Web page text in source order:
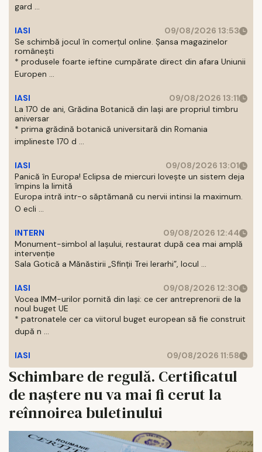
gard ...
IASI
09/08/2026 13:53
Se schimbă jocul în comerțul online. Șansa magazinelor
românești
* produsele foarte ieftine cumpărate direct din afara Uniunii
Europen ...
IASI
09/08/2026 13:11
La 170 de ani, Grădina Botanică din Iași are propriul timbru
aniversar
* prima grădină botanică universitară din Romania
implineste 170 d ...
IASI
09/08/2026 13:01
Panică în Europa! Eclipsa de miercuri lovește un sistem deja
împins la limită
Europa intră intr-o săptămană cu nervii intinsi la maximum.
O ecli ...
INTERN
09/08/2026 12:44
Monument-simbol al Iaşului, restaurat după cea mai amplă
intervenţie
Sala Gotică a Mănăstirii „Sfinţii Trei Ierarhi”, locul ...
IASI
09/08/2026 12:30
Vocea IMM-urilor pornită din Iași: ce cer antreprenorii de la
noul buget UE
* patronatele cer ca viitorul buget european să fie construit
după n ...
IASI 09/08/2026 11:58
Schimbare de regulă. Certificatul
de naștere nu va mai fi cerut la
reînnoirea buletinului